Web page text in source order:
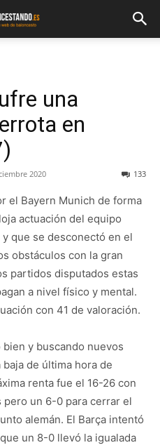
una
en
2020 133
el Bayern Munich de forma
actuación del equipo
que se desconectó en el
obstáculos con la gran
partidos disputados estas
a nivel físico y mental.
con 41 de valoración.
y buscando nuevos
de última hora de
renta fue el 16-26 con
un 6-0 para cerrar el
alemán. El Barça intentó
un 8-0 llevó la igualada